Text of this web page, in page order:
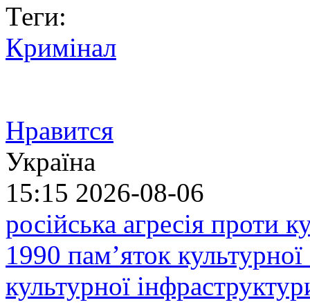
Теги:
Кримінал
Нравится
Україна
15:15 2026-08-06
російська агресія проти
1990 пам’яток
культурної